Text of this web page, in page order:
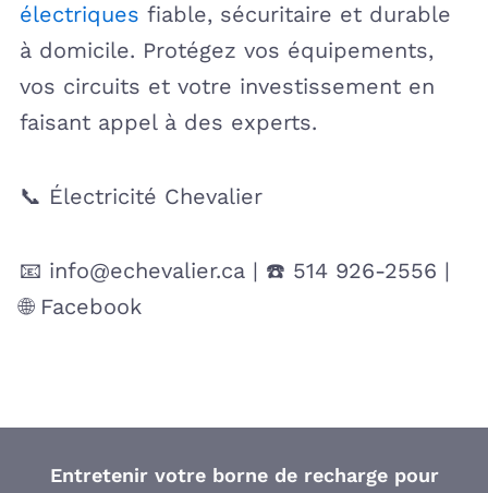
électriques fiable, sécuritaire et durable
à domicile. Protégez vos équipements,
vos circuits et votre investissement en
faisant appel à des experts.
📞 Électricité Chevalier
📧 info@echevalier.ca | ☎️ 514 926-2556 |
🌐 Facebook
Entretenir votre borne de recharge pour